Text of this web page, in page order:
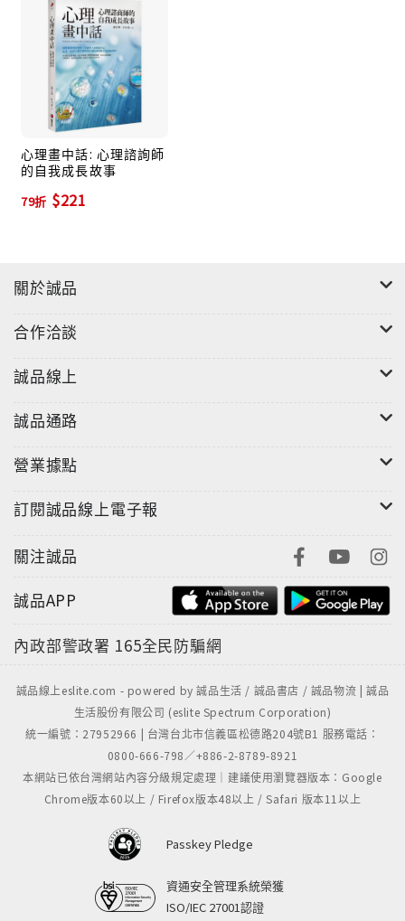
直觀地呈現了他們各自的成長。
第二篇是關於那些獲得心理諮詢師證書或從事心理學工
作的個人，講述他們如何在生活和工作中修煉自己，用
心理學幫到自己。這11個故事的共同焦點都在談瞭解自
我、接納自己和接納別人。
這些人的變化，圖畫是最直接的見證。
就讓我們一同走進這些心理諮詢師的故事裏……
心理畫中話: 心理諮詢師
的自我成長故事
79折 $221
關於誠品
合作洽談
誠品線上
誠品通路
營業據點
訂閱誠品線上電子報
關注誠品
誠品APP
內政部警政署 165全民防騙網
誠品線上eslite.com - powered by 誠品生活 / 誠品書店 / 誠品物流 | 誠品
生活股份有限公司 (eslite Spectrum Corporation)
統一編號：27952966 | 台灣台北市信義區松德路204號B1 服務電話：
0800-666-798／+886-2-8789-8921
本網站已依台灣網站內容分級規定處理｜建議使用瀏覽器版本：Google
Chrome版本60以上 / Firefox版本48以上 / Safari 版本11以上
Passkey Pledge
資通安全管理系統榮獲
ISO/IEC 27001認證